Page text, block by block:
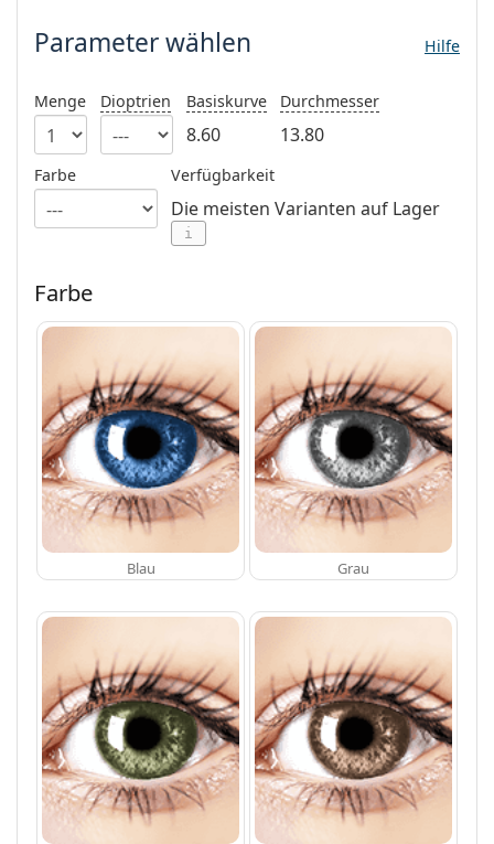
Alle Marken
Persol
Prada
Alle Marken
ist online
Parameter wählen Hilfe
Menge Dioptrien Basiskurve
8.60
Durchmesser
13.80
Farbe Verfügbarkeit
Die meisten Varianten auf Lager
i
Farbe
Blau Grau